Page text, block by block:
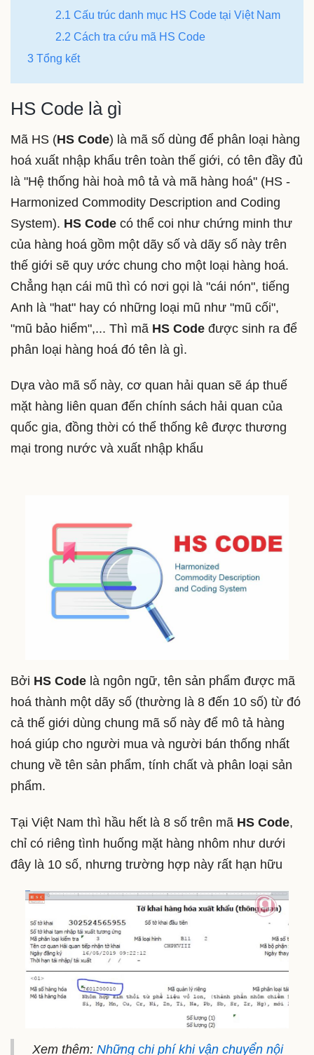
2.1 Cấu trúc danh mục HS Code tại Việt Nam
2.2 Cách tra cứu mã HS Code
3 Tổng kết
HS Code là gì
Mã HS (HS Code) là mã số dùng để phân loại hàng
hoá xuất nhập khẩu trên toàn thế giới, có tên đầy đủ
là "Hệ thống hài hoà mô tả và mã hàng hoá" (HS -
Harmonized Commodity Description and Coding
System). HS Code có thể coi như chứng minh thư
của hàng hoá gồm một dãy số và dãy số này trên
thế giới sẽ quy ước chung cho một loại hàng hoá.
Chẳng hạn cái mũ thì có nơi gọi là "cái nón", tiếng
Anh là "hat" hay có những loại mũ như "mũ cối",
"mũ bảo hiểm",... Thì mã HS Code được sinh ra để
phân loại hàng hoá đó tên là gì.
Dựa vào mã số này, cơ quan hải quan sẽ áp thuế
mặt hàng liên quan đến chính sách hải quan của
quốc gia, đồng thời có thể thống kê được thương
mại trong nước và xuất nhập khẩu
Bởi HS Code là ngôn ngữ, tên sản phẩm được mã
hoá thành một dãy số (thường là 8 đến 10 số) từ đó
cả thế giới dùng chung mã số này để mô tả hàng
hoá giúp cho người mua và người bán thống nhất
chung về tên sản phẩm, tính chất và phân loại sản
phẩm.
Tại Việt Nam thì hầu hết là 8 số trên mã HS Code,
chỉ có riêng tình huống mặt hàng nhôm như dưới
đây là 10 số, nhưng trường hợp này rất hạn hữu
Xem thêm: Những chi phí khi vận chuyển nội